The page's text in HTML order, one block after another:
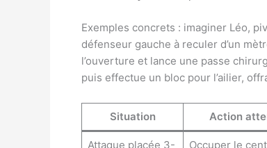
Exemples concrets : imaginer Léo,
défenseur gauche à reculer d’un
l’ouverture et lance une passe
puis effectue un bloc pour l’ailier,
Situation Action
Attaque placée 3-
Occuper le